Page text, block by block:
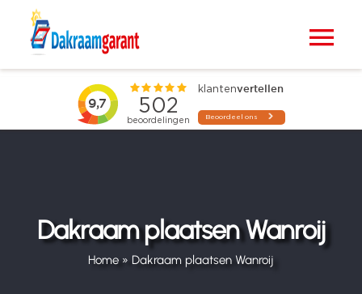
Dakraam plaatsen Wanroij
Home » Dakraam plaatsen Wanroij